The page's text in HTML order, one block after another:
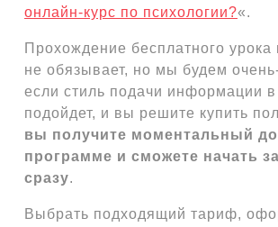
онлайн-курс по психологии?«.
Прохождение бесплатного урока
не обязывает, но мы будем
если стиль подачи информации
подойдет, и вы решите купить
вы получите моментальный
программе и сможете начать
сразу.
Выбрать подходящий тариф,